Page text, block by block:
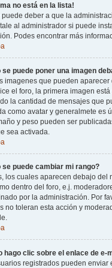
no está en la lista!
puede deber a que la
al administrador si puede
Podes encontrar más
se puede poner una imagen
imagenes que pueden
el foro, la primera imagen
la cantidad de mensajes que
como avatar y generalmete es
y peso pueden ser
sea activada.
se puede cambiar mi rango?
los cuales aparecen debajo
dentro del foro, e.j.
por la administración. Por
no toleran esta acción y
hago clic sobre el enlace de e-
registrados pueden enviar